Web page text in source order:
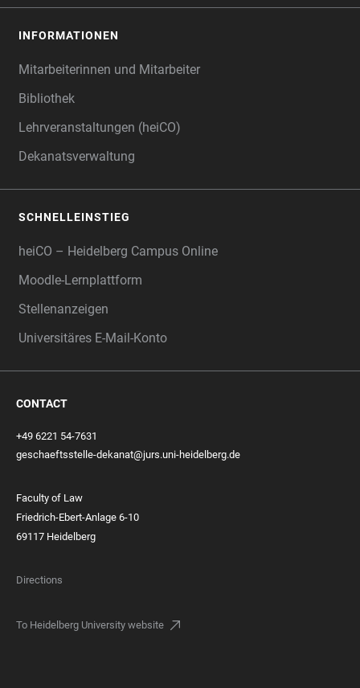
INFORMATIONEN
Mitarbeiterinnen und Mitarbeiter
Bibliothek
Lehrveranstaltungen (heiCO)
Dekanatsverwaltung
SCHNELLEINSTIEG
heiCO – Heidelberg Campus Online
Moodle-Lernplattform
Stellenanzeigen
Universitäres E-Mail-Konto
CONTACT
+49 6221 54-7631
geschaeftsstelle-dekanat@jurs.uni-heidelberg.de
Faculty of Law
Friedrich-Ebert-Anlage 6-10
69117 Heidelberg
Directions
To Heidelberg University website